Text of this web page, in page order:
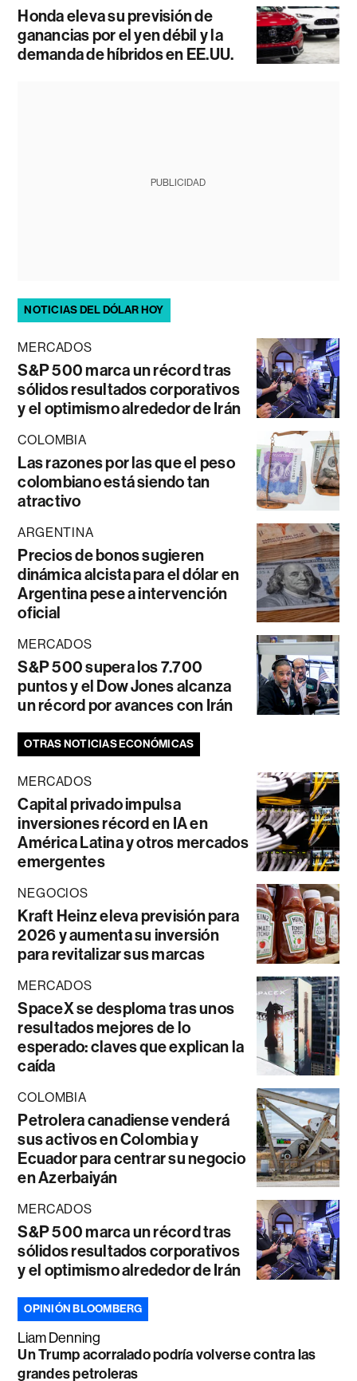
Honda eleva su previsión de
ganancias por el yen débil y la
demanda de híbridos en EE.UU.
PUBLICIDAD
NOTICIAS DEL DÓLAR HOY
MERCADOS
S&P 500 marca un récord tras
sólidos resultados corporativos
y el optimismo alrededor de Irán
COLOMBIA
Las razones por las que el peso
colombiano está siendo tan
atractivo
ARGENTINA
Precios de bonos sugieren
dinámica alcista para el dólar en
Argentina pese a intervención
oficial
MERCADOS
S&P 500 supera los 7.700
puntos y el Dow Jones alcanza
un récord por avances con Irán
OTRAS NOTICIAS ECONÓMICAS
MERCADOS
Capital privado impulsa
inversiones récord en IA en
América Latina y otros mercados
emergentes
NEGOCIOS
Kraft Heinz eleva previsión para
2026 y aumenta su inversión
para revitalizar sus marcas
MERCADOS
SpaceX se desploma tras unos
resultados mejores de lo
esperado: claves que explican la
caída
COLOMBIA
Petrolera canadiense venderá
sus activos en Colombia y
Ecuador para centrar su negocio
en Azerbaiyán
MERCADOS
S&P 500 marca un récord tras
sólidos resultados corporativos
y el optimismo alrededor de Irán
OPINIÓN BLOOMBERG
Liam Denning
Un Trump acorralado podría volverse contra las
grandes petroleras